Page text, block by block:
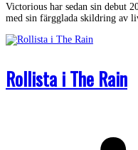
Victorious har sedan sin debut
med sin färgglada skildring av
Rollista i The Rain